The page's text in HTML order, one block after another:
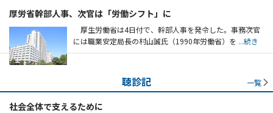
厚労省幹部人事、次官は「労働シフト」に
厚生労働省は4日付で、幹部人事を発令した。事務次官
には職業安定局長の村山誠氏（1990年労働省）を ...続き
聴診記 一覧
社会全体で支えるために